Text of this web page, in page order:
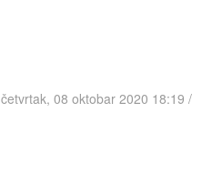
četvrtak, 08 oktobar 2020 18:19 /